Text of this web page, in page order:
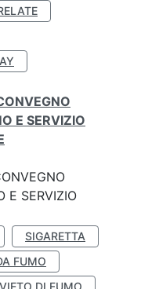
E SERVIZIO
E SERVIZIO
SIGARETTA
FUMO
DI FUMO